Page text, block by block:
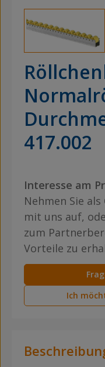
417.002
Interesse am
Nehmen Sie
mit uns auf,
zum
Vorteile zu
Ich